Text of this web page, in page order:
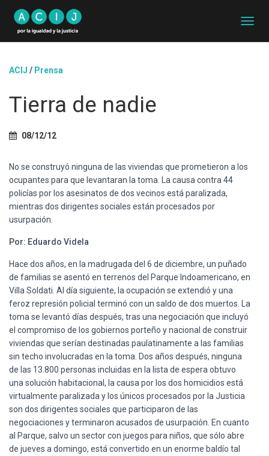
A
E
N
ACIJ / Prensa
Tierra de nadie
08/12/12
No se construyó ninguna de las viviendas que prometieron a los
ocupantes para que levantaran la toma. La causa contra 44
policías por los asesinatos de dos vecinos está paralizada,
mientras dos dirigentes sociales están procesados por
usurpación.
Por: Eduardo Videla
Hace dos años, en la madrugada del 6 de diciembre, un puñado
de familias se asentó en terrenos del Parque Indoamericano, en
Villa Soldati. Al día siguiente, la ocupación se extendió y una
feroz represión policial terminó con un saldo de dos muertos. La
toma se levantó días después, tras una negociación que incluyó
el compromiso de los gobiernos porteño y nacional de construir
viviendas que serían destinadas paulatinamente a las familias
sin techo involucradas en la toma. Dos años después, ninguna
de las 13.800 personas incluidas en la lista de espera obtuvo
una solución habitacional, la causa por los dos homicidios está
virtualmente paralizada y los únicos procesados por la Justicia
son dos dirigentes sociales que participaron de las
negociaciones y terminaron acusados de usurpación. En cuanto
al Parque, salvo un sector con juegos para niños, que sólo abre
de jueves a domingo, está convertido en un enorme baldío tal